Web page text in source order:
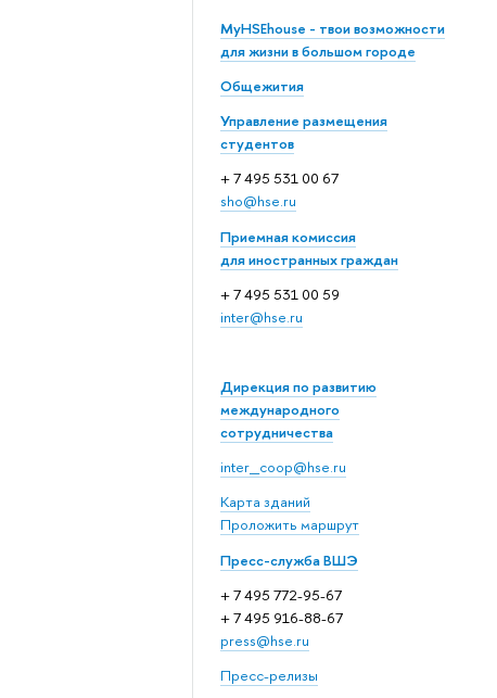
MyHSEhouse - твои возможности
для жизни в большом городе
Общежития
Управление размещения
студентов
+ 7 495 531 00 67
sho@hse.ru
Приемная комиссия
для иностранных граждан
+ 7 495 531 00 59
inter@hse.ru
Дирекция по развитию
международного
сотрудничества
inter_coop@hse.ru
Карта зданий
Проложить маршрут
Пресс-служба ВШЭ
+ 7 495 772-95-67
+ 7 495 916-88-67
press@hse.ru
Пресс-релизы